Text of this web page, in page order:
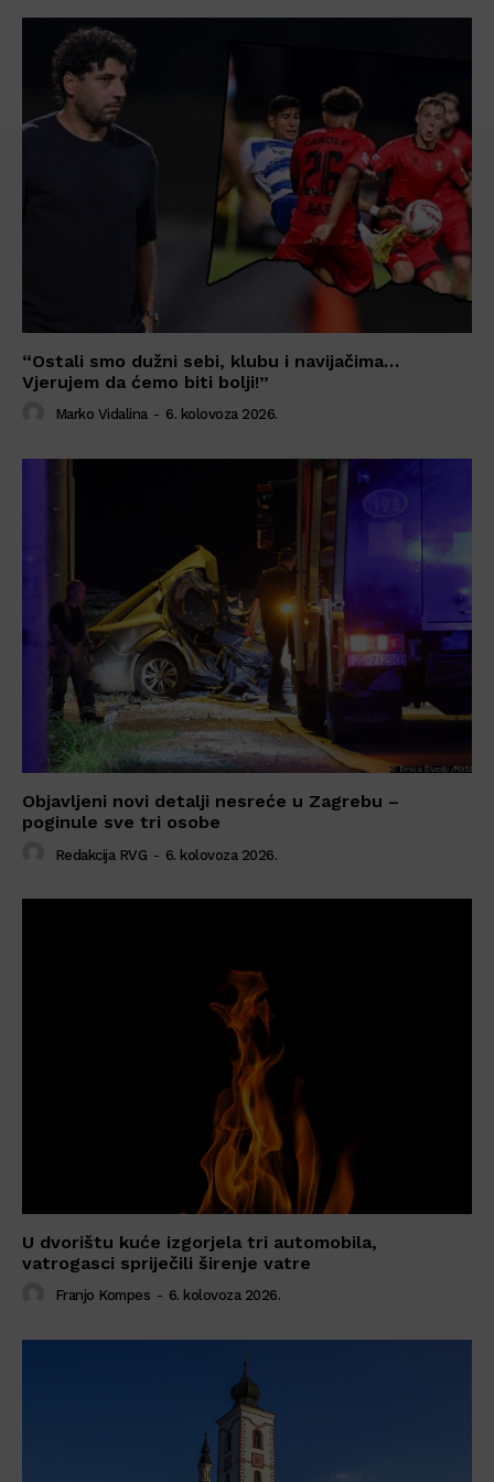
“Ostali smo dužni sebi, klubu i navijačima…
Vjerujem da ćemo biti bolji!”
Marko Vidalina - 6. kolovoza 2026.
Objavljeni novi detalji nesreće u Zagrebu –
poginule sve tri osobe
Redakcija RVG - 6. kolovoza 2026.
U dvorištu kuće izgorjela tri automobila,
vatrogasci spriječili širenje vatre
Franjo Kompes - 6. kolovoza 2026.